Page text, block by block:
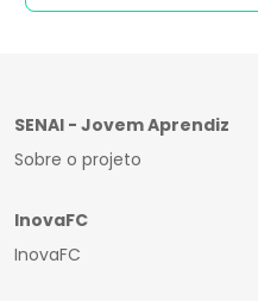
SENAI - Jovem Aprendiz
Sobre o projeto
InovaFC
InovaFC